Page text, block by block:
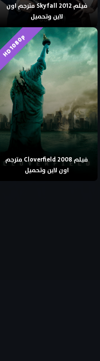
فيلم Skyfall 2012 مترجم اون
لاين وتحميل
HD 1080p
فيلم Cloverfield 2008 مترجم
اون لاين وتحميل